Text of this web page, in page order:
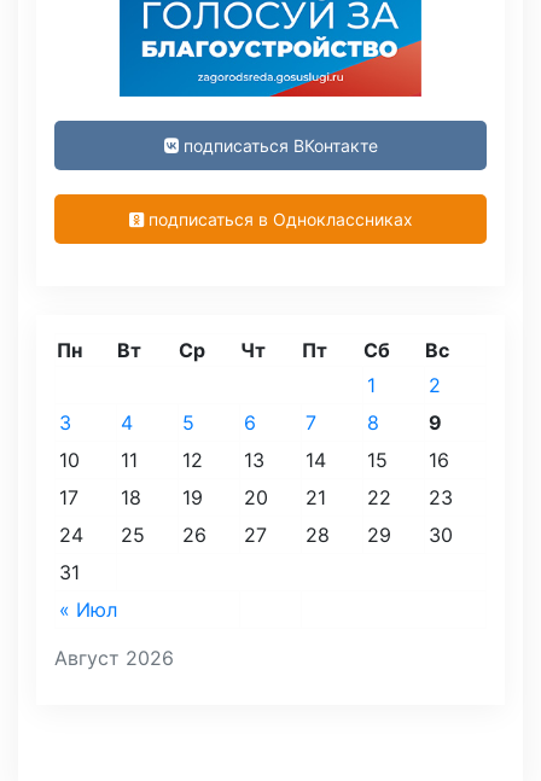
подписаться ВКонтакте
подписаться в Одноклассниках
Август 2026
Пн Вт Ср Чт Пт Сб Вс
« Июл
1
2
3
4 5 6 7 8
9
10
11 12 13 14 15
16
17
18 19 20 21 22
23
24
25 26 27 28 29
30
31